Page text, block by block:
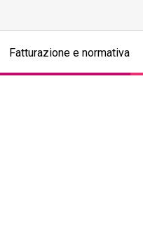
Fatturazione e normativa